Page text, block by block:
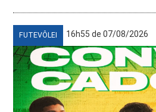
FUTEVÔLEI 16h55 de 07/08/2026